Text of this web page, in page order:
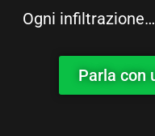
Ogni
Parla con